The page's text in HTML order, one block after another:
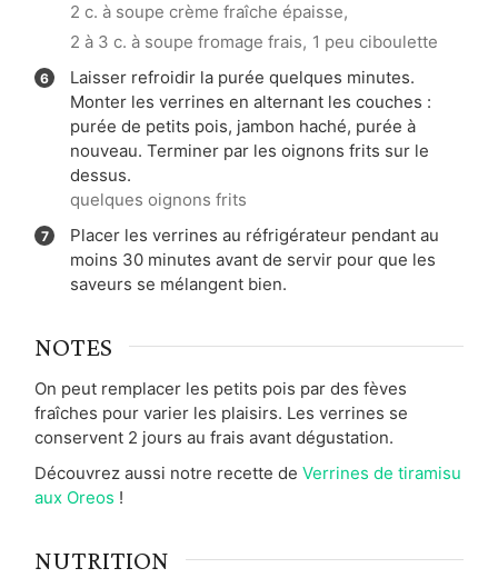
2 c. à soupe crème fraîche épaisse,
2 à 3 c. à soupe fromage frais, 1 peu ciboulette
Laisser refroidir la purée quelques minutes.
Monter les verrines en alternant les couches :
purée de petits pois, jambon haché, purée à
nouveau. Terminer par les oignons frits sur le
dessus.
quelques oignons frits
Placer les verrines au réfrigérateur pendant au
moins 30 minutes avant de servir pour que les
saveurs se mélangent bien.
NOTES
On peut remplacer les petits pois par des fèves
fraîches pour varier les plaisirs. Les verrines se
conservent 2 jours au frais avant dégustation.
Découvrez aussi notre recette de Verrines de tiramisu
aux Oreos !
NUTRITION